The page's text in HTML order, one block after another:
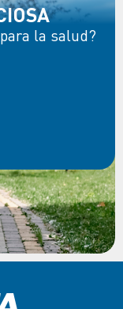
la salud?